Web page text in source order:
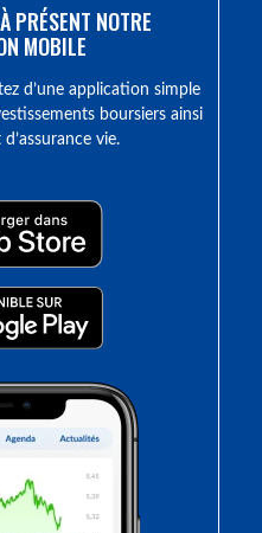
PRÉSENT NOTRE
MOBILE
d’une application simple
boursiers ainsi
vie.